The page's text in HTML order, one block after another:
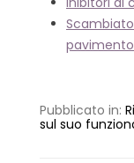
Pubblicato in:
sul suo